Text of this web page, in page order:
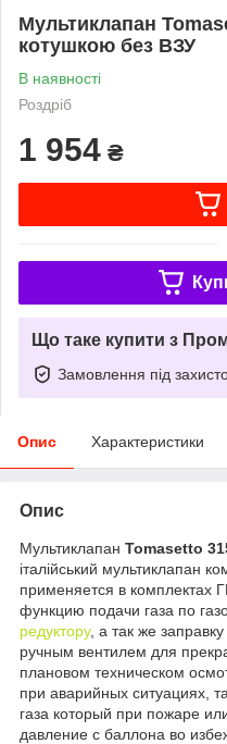
Мультиклапан
котушкою без ВЗУ
В наявності
Роздріб
1 954 ₴
Що таке купити з
Замовлення під
Опис Характеристики
Опис
Мультиклапан Tomasetto
італійський мультиклапан
применяется в комплектах
функцию подачи газа по
редуктору, а так же
ручным вентилем для
плановом техническом
при аварийных ситуациях,
газа который при пожаре
давление с баллона во